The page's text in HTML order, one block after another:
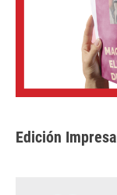
Edición Impresa